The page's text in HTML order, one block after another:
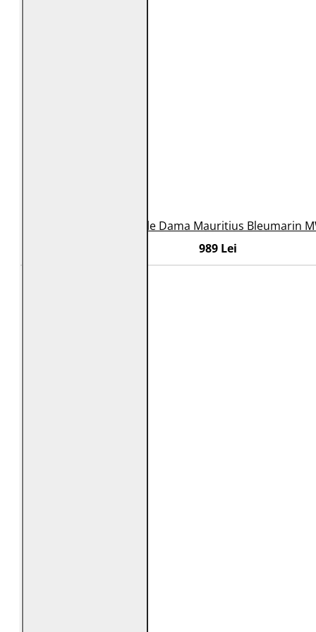
Geaca de Piele Dama Mauritius Bleumarin
989 Lei